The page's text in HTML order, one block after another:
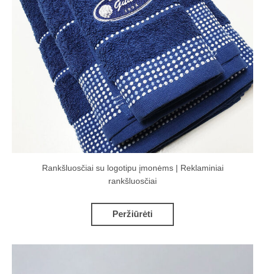
Rankšluosčiai su logotipu įmonėms | Reklaminiai
rankšluosčiai
Peržiūrėti